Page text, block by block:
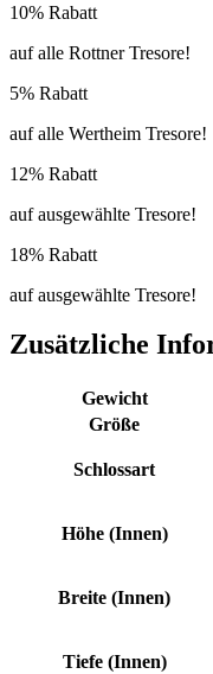
10% Rabatt
auf alle Rottner Tresore!
5% Rabatt
auf alle Wertheim Tresore!
12% Rabatt
auf ausgewählte Tresore!
18% Rabatt
auf ausgewählte Tresore!
Zusätzliche
Gewicht
Größe
Schlossart
Höhe (Innen)
Breite (Innen)
Tiefe (Innen)